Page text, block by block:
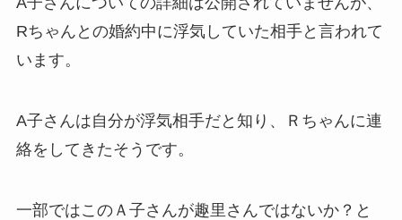
Rちゃんとの婚約中に浮気していた相手と言われて
います。
A子さんは自分が浮気相手だと知り、Ｒちゃんに連
絡をしてきたそうです。
一部ではこのＡ子さんが趣里さんではないか？と